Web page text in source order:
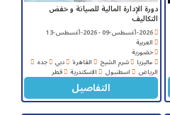
دورة الإدارة المالية للصيانة و خفض
التكاليف
2026-أغسطس-09 - 2026-أغسطس-13
العربية
حضورية
ماليزيا شرم الشيخ القاهرة دبي جده
الرياض اسطنبول الاسكندرية قطر
التفاصيل